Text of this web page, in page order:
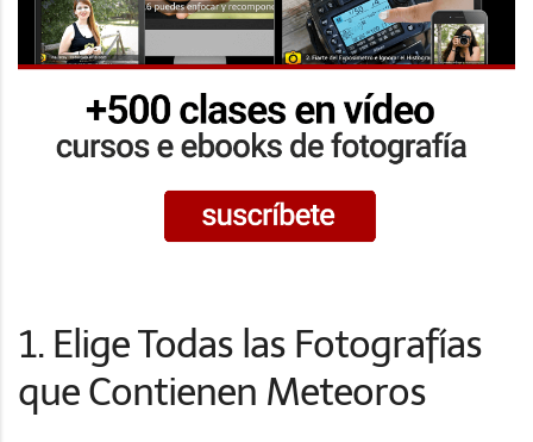
1. Elige Todas las Fotografías
que Contienen Meteoros